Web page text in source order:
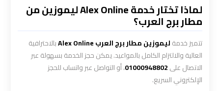
لماذا تختار خدمة Alex Online ليموزين من
مطار برج العرب؟
تتميز خدمةليموزين مطار برج العرب Alex Online
بالاحترافية
العالية والالتزام الكامل بالمواعيد. يمكن حجز الخدمة بسهولة عبر
الاتصال على01000948802، أو التواصل عبر واتساب للحجز
الإلكتروني السريع.
ليموزين
اسكندرية
القاهرة
ليموزين